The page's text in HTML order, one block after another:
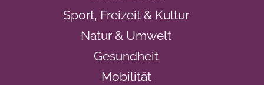
Sport, Freizeit & Kultur
Natur & Umwelt
Gesundheit
Mobilität